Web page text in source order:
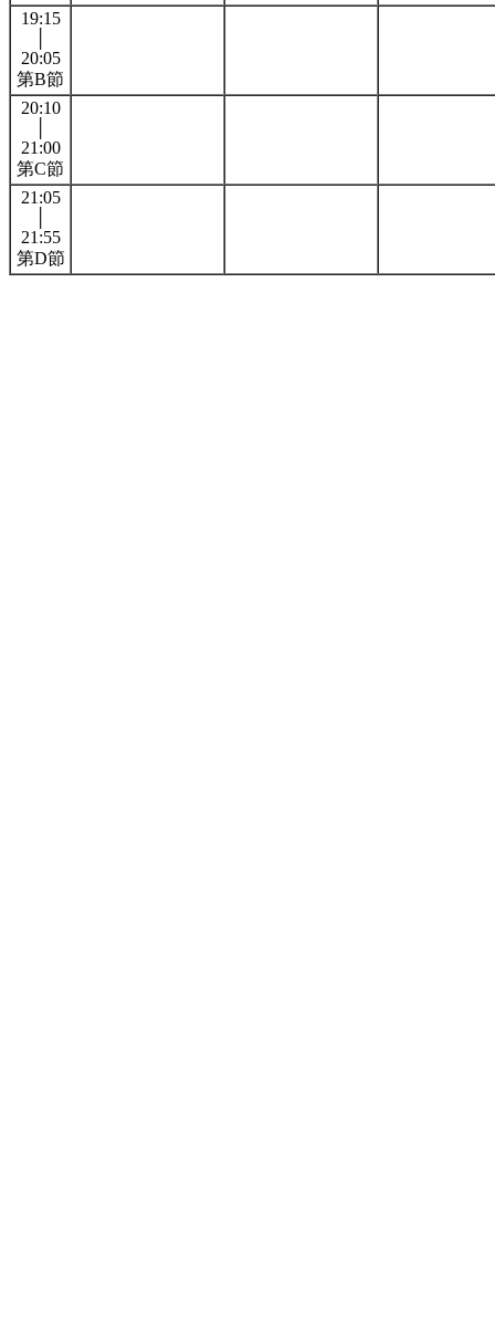
19:15
20:05
第B節
20:10
21:00
第C節
21:05
21:55
第D節